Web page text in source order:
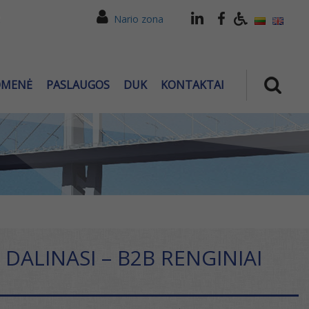
Nario zona
PASLAUGOS DUK KONTAKTAI
– B2B RENGINIAI